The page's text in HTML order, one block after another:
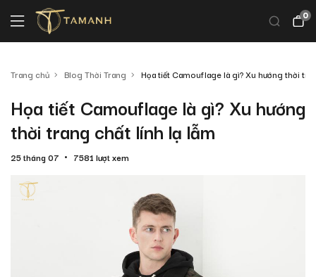
0
Trang chủ Blog Thời Trang Họa tiết Camouflage là gì? Xu hướng thời
Họa tiết Camouflage là gì? Xu hướng
thời trang chất lính lạ lẫm
25 tháng 07 7581 lượt xem